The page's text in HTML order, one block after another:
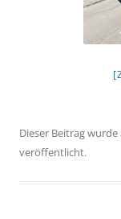
Dieser Beitrag wurde
veröffentlicht.